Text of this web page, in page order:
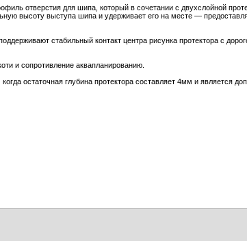
отверстия для шипа, который в сочетании с двухслойной
высоту выступа шипа и удерживает его на месте —
стабильный контакт центра рисунка протектора с
и сопротивление аквапланированию.
остаточная глубина протектора составляет 4мм и является